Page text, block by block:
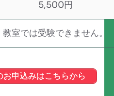
5,500円
教室では受験できません。
お申込みはこちらから